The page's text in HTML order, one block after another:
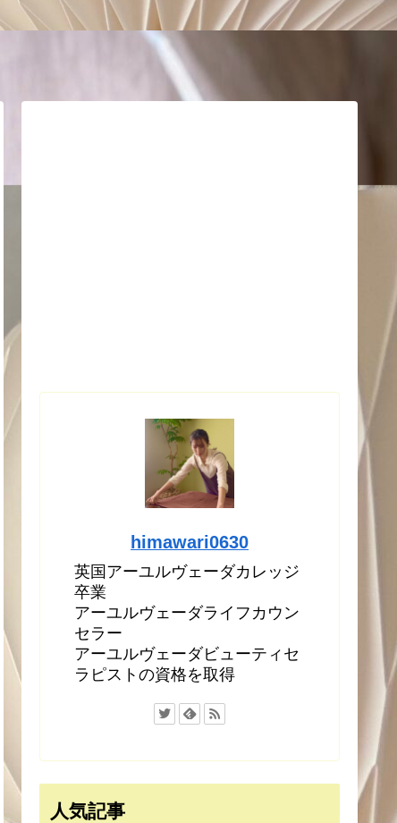
himawari0630
英国アーユルヴェーダカレッジ
卒業
アーユルヴェーダライフカウン
セラー
アーユルヴェーダビューティセ
ラピストの資格を取得
人気記事